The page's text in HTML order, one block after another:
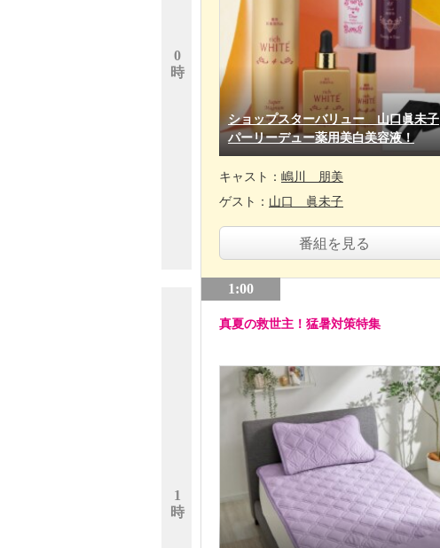
0
時
1
時
ショップスターバリュー 山口眞未子
パーリーデュー薬用美白美容液！
キャスト： 嶋川 朋美
ゲスト： 山口 眞未子
番組を見る
1:00
真夏の救世主！猛暑対策特集